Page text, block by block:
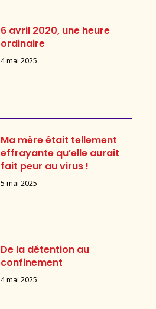
6 avril 2020, une heure
ordinaire
4 mai 2025
Ma mère était tellement
effrayante qu’elle aurait
fait peur au virus !
5 mai 2025
De la détention au
confinement
4 mai 2025